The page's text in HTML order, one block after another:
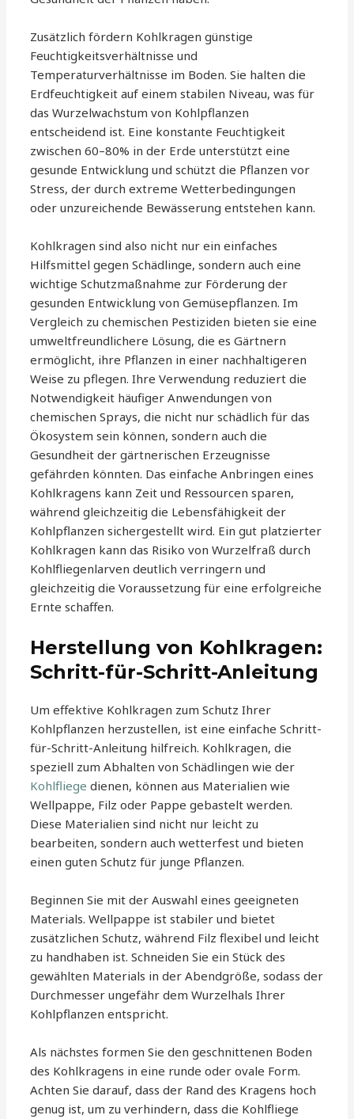
Zusätzlich fördern Kohlkragen günstige
Feuchtigkeitsverhältnisse und
Temperaturverhältnisse im Boden. Sie halten die
Erdfeuchtigkeit auf einem stabilen Niveau, was für
das Wurzelwachstum von Kohlpflanzen
entscheidend ist. Eine konstante Feuchtigkeit
zwischen 60–80% in der Erde unterstützt eine
gesunde Entwicklung und schützt die Pflanzen vor
Stress, der durch extreme Wetterbedingungen
oder unzureichende Bewässerung entstehen kann.
Kohlkragen sind also nicht nur ein einfaches
Hilfsmittel gegen Schädlinge, sondern auch eine
wichtige Schutzmaßnahme zur Förderung der
gesunden Entwicklung von Gemüsepflanzen. Im
Vergleich zu chemischen Pestiziden bieten sie eine
umweltfreundlichere Lösung, die es Gärtnern
ermöglicht, ihre Pflanzen in einer nachhaltigeren
Weise zu pflegen. Ihre Verwendung reduziert die
Notwendigkeit häufiger Anwendungen von
chemischen Sprays, die nicht nur schädlich für das
Ökosystem sein können, sondern auch die
Gesundheit der gärtnerischen Erzeugnisse
gefährden könnten. Das einfache Anbringen eines
Kohlkragens kann Zeit und Ressourcen sparen,
während gleichzeitig die Lebensfähigkeit der
Kohlpflanzen sichergestellt wird. Ein gut platzierter
Kohlkragen kann das Risiko von Wurzelfraß durch
Kohlfliegenlarven deutlich verringern und
gleichzeitig die Voraussetzung für eine erfolgreiche
Ernte schaffen.
Herstellung von Kohlkragen:
Schritt-für-Schritt-Anleitung
Um effektive Kohlkragen zum Schutz Ihrer
Kohlpflanzen herzustellen, ist eine einfache Schritt-
für-Schritt-Anleitung hilfreich. Kohlkragen, die
speziell zum Abhalten von Schädlingen wie der
Kohlfliege dienen, können aus Materialien wie
Wellpappe, Filz oder Pappe gebastelt werden.
Diese Materialien sind nicht nur leicht zu
bearbeiten, sondern auch wetterfest und bieten
einen guten Schutz für junge Pflanzen.
Beginnen Sie mit der Auswahl eines geeigneten
Materials. Wellpappe ist stabiler und bietet
zusätzlichen Schutz, während Filz flexibel und leicht
zu handhaben ist. Schneiden Sie ein Stück des
gewählten Materials in der Abendgröße, sodass der
Durchmesser ungefähr dem Wurzelhals Ihrer
Kohlpflanzen entspricht.
Als nächstes formen Sie den geschnittenen Boden
des Kohlkragens in eine runde oder ovale Form.
Achten Sie darauf, dass der Rand des Kragens hoch
genug ist, um zu verhindern, dass die Kohlfliege